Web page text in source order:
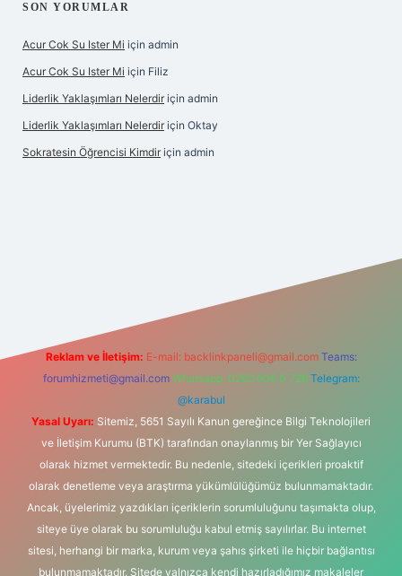
SON YORUMLAR
Acur Cok Su Ister Mi için admin
Acur Cok Su Ister Mi için Filiz
Liderlik Yaklaşımları Nelerdir için admin
Liderlik Yaklaşımları Nelerdir için Oktay
Sokratesin Öğrencisi Kimdir için admin
Reklam ve İletişim: E-mail: backlinkpaneli@gmail.com Teams:
forumhizmeti@gmail.com Whatsapp: 0262 606 0 726 Telegram:
@karabul
Yasal Uyarı: Sitemiz, 5651 Sayılı Kanun gereğince Bilgi Teknolojileri
ve İletişim Kurumu (BTK) tarafından onaylanmış bir Yer Sağlayıcı
olarak hizmet vermektedir. Bu nedenle, sitedeki içerikleri proaktif
olarak denetleme veya araştırma yükümlülüğümüz bulunmamaktadır.
Ancak, üyelerimiz yazdıkları içeriklerin sorumluluğunu taşımakta olup,
siteye üye olarak bu sorumluluğu kabul etmiş sayılırlar. Bu internet
sitesi, herhangi bir marka, kurum veya şahıs şirketi ile hiçbir bağlantısı
bulunmamaktadır. Sitede yalnızca kendi hazırladığımız makaleler